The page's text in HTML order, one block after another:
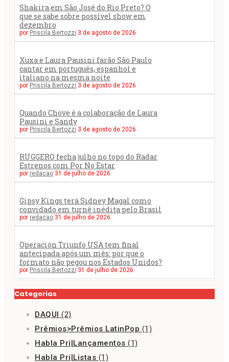
Shakira em São José do Rio Preto? O
que se sabe sobre possível show em
dezembro
por Priscila Bertozzi 3 de agosto de 2026
Xuxa e Laura Pausini farão São Paulo
cantar em português, espanhol e
italiano na mesma noite
por Priscila Bertozzi 3 de agosto de 2026
Quando Chove é a colaboração de Laura
Pausini e Sandy
por Priscila Bertozzi 3 de agosto de 2026
RUGGERO fecha julho no topo do Radar
Estrenos com Por No Estar
por redacao 31 de julho de 2026
Gipsy Kings terá Sidney Magal como
convidado em turnê inédita pelo Brasil
por redacao 31 de julho de 2026
Operación Triunfo USA tem final
antecipada após um mês: por que o
formato não pegou nos Estados Unidos?
por Priscila Bertozzi 31 de julho de 2026
Categorias
DAQUI (2)
Prêmios>Prêmios LatinPop (1)
Habla Pri|Lançamentos (1)
Habla Pri|Listas (1)